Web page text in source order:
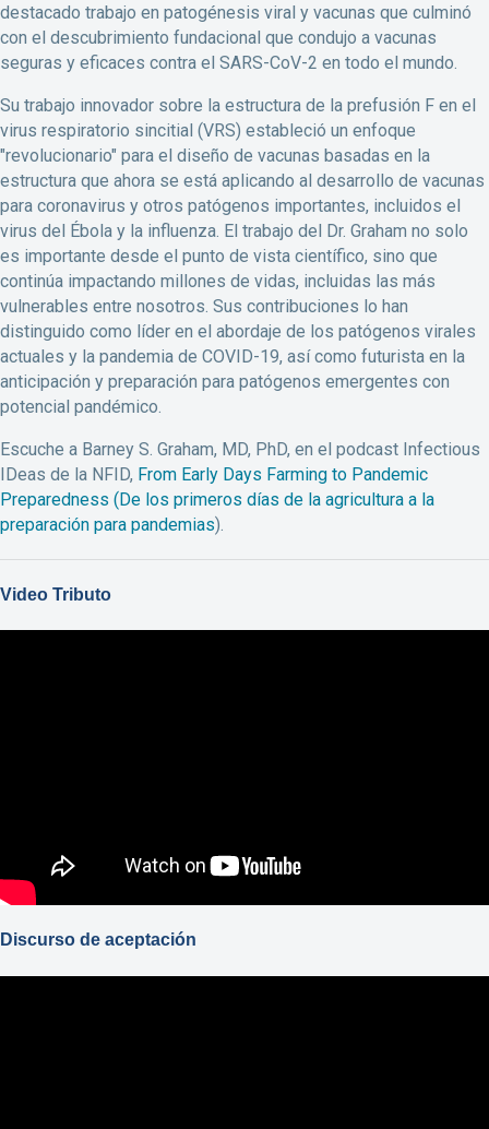
destacado trabajo en patogénesis viral y vacunas que culminó
con el descubrimiento fundacional que condujo a vacunas
seguras y eficaces contra el SARS-CoV-2 en todo el mundo.
Su trabajo innovador sobre la estructura de la prefusión F en el
virus respiratorio sincitial (VRS) estableció un enfoque
"revolucionario" para el diseño de vacunas basadas en la
estructura que ahora se está aplicando al desarrollo de vacunas
para coronavirus y otros patógenos importantes, incluidos el
virus del Ébola y la influenza. El trabajo del Dr. Graham no solo
es importante desde el punto de vista científico, sino que
continúa impactando millones de vidas, incluidas las más
vulnerables entre nosotros. Sus contribuciones lo han
distinguido como líder en el abordaje de los patógenos virales
actuales y la pandemia de COVID-19, así como futurista en la
anticipación y preparación para patógenos emergentes con
potencial pandémico.
Escuche a Barney S. Graham, MD, PhD, en el podcast Infectious
IDeas de la NFID, From Early Days Farming to Pandemic
Preparedness (De los primeros días de la agricultura a la
preparación para pandemias).
Video Tributo
Discurso de aceptación